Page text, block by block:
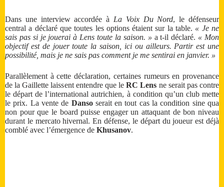
Dans une interview accordée à La Voix Du Nord, le défenseur
central a déclaré que toutes les options étaient sur la table. « Je ne
sais pas si je jouerai à Lens toute la saison. » a t-il déclaré. « Mon
objectif est de jouer toute la saison, ici ou ailleurs. Partir est une
possibilité, mais je ne sais pas comment je me sentirai en janvier. »
Parallèlement à cette déclaration, certaines rumeurs en provenance
de la Gaillette laissent entendre que leRC Lens ne serait pas contre
le départ de l’international autrichien, à condition qu’un club mette
le prix. La vente de Dansoserait en tout cas la condition sine qua
non pour que le board puisse engager un attaquant de bon niveau
durant le mercato hivernal. En défense, le départ du joueur est déjà
comblé avec l’émergence de Khusanov.